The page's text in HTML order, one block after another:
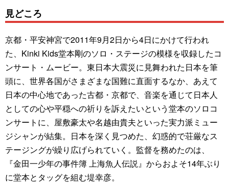
見どころ
京都・平安神宮で2011年9月2日から4日にかけて行われ
た、Kinki Kids堂本剛のソロ・ステージの模様を収録したコ
ンサート・ムービー。東日本大震災に見舞われた日本を筆
頭に、世界各国がさまざまな国難に直面するなか、あえて
日本の中心地であった古都・京都で、音楽を通じて日本人
としての心や平穏への祈りを訴えたいという堂本のソロコ
ンサートに、屋敷豪太や名越由貴夫といった実力派ミュー
ジシャンが結集。日本を深く見つめた、幻惑的で荘厳なス
テージングが繰り広げられていく。監督を務めたのは、
『金田一少年の事件簿 上海魚人伝説』からおよそ14年ぶり
に堂本とタッグを組む堤幸彦。